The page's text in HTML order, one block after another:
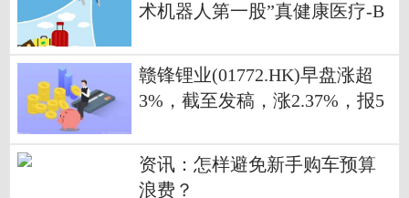
术机器人第一股”真健康医疗-B
7%
赣锋锂业(01772.HK)早盘涨超
3%，截至发稿，涨2.37%，报5
资讯：怎样避免新手购车预算
浪费？